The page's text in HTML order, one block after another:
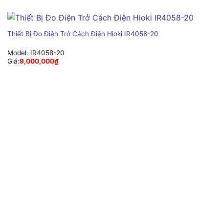
Thiết Bị Đo Điện Trở Cách Điện Hioki IR4058-20
Model: IR4058-20
Giá:9,000,000₫